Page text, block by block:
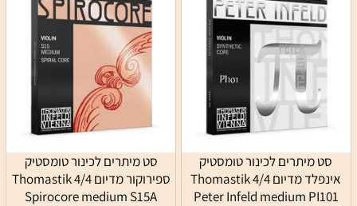
סט מיתרים לכינור טומסטיק
אינפלד מדיום 4/4 Thomastik
Peter Infeld medium PI101
סט מיתרים לכינור טומסטיק
ספירוקור מדיום 4/4 Thomastik
Spirocore medium S15A